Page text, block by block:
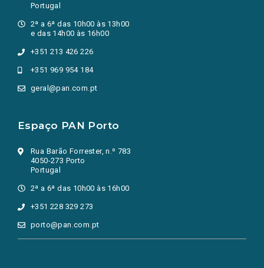
Portugal
2ª a 6ª das 10h00 às 13h00
e das 14h00 às 16h00
+351 213 426 226
+351 969 954 184
geral@pan.com.pt
Espaço PAN Porto
Rua Barão Forrester, n.º 783
4050-273 Porto
Portugal
2ª a 6ª das 10h00 às 16h00
+351 228 329 273
porto@pan.com.pt